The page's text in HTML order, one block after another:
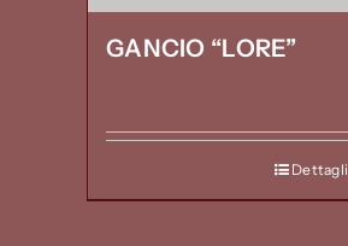
GANCIO “LORE”
Dettagli